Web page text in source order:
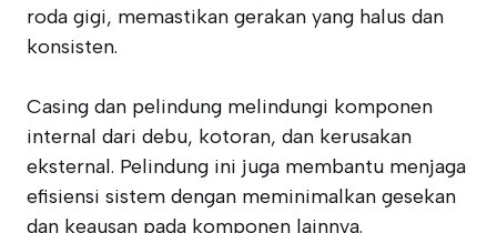
roda gigi, memastikan gerakan yang halus dan
konsisten.
Casing dan pelindung melindungi komponen
internal dari debu, kotoran, dan kerusakan
eksternal. Pelindung ini juga membantu menjaga
efisiensi sistem dengan meminimalkan gesekan
dan keausan pada komponen lainnya.